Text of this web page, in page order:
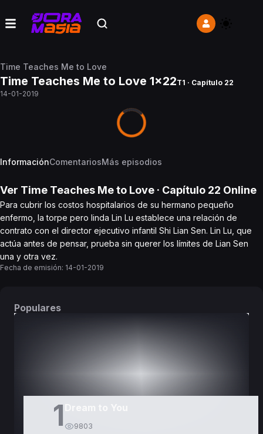
Time Teaches Me to Love
Time Teaches Me to Love 1x22T1 · Capítulo 22
14-01-2019
InformaciónComentariosMás episodios
Ver Time Teaches Me to Love · Capítulo 22 Online
Para cubrir los costos hospitalarios de su hermano pequeño
enfermo, la torpe pero linda Lin Lu establece una relación de
contrato con el director ejecutivo infantil Shi Lian Sen. Lin Lu, que
actúa antes de pensar, prueba sin querer los límites de Lian Sen
una y otra vez.
Fecha de emisión: 14-01-2019
Populares
1 9803